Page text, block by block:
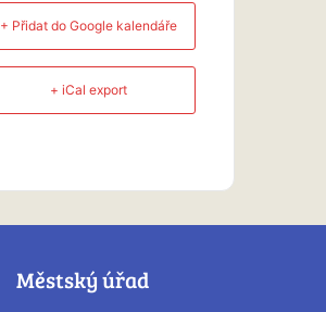
+ Přidat do Google kalendáře
+ iCal export
Městský úřad